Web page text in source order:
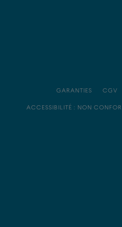
GARANTIES CGV
ACCESSIBILITÉ : NON